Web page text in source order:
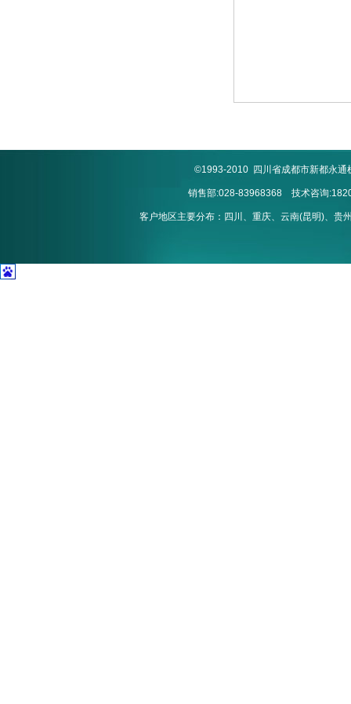
©1993-2010 四川省成都市新都永
销售部:028-83968368 技术咨询
客户地区主要分布：四川、重庆、云南(昆明)、贵